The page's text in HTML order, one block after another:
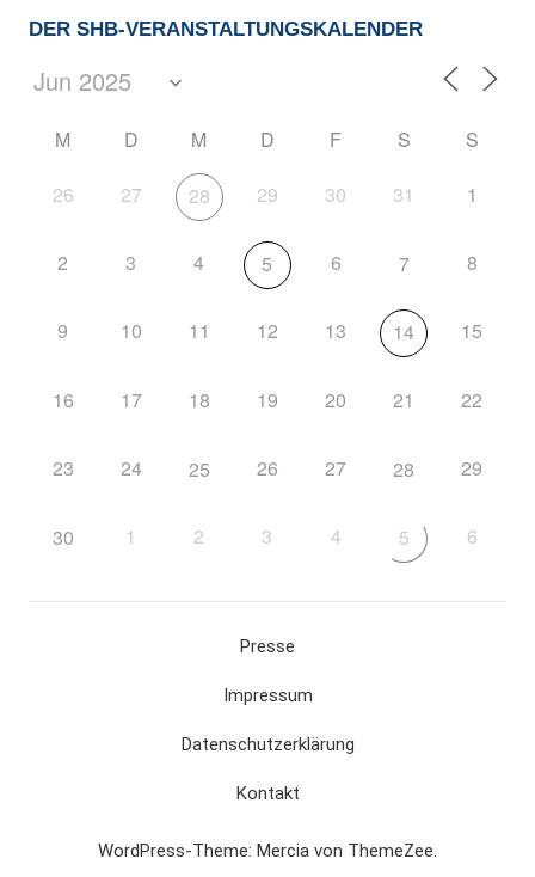
DER SHB-VERANSTALTUNGSKALENDER
M D M D F S S
26 27 28 29 30 31 1
2 3 4 5 6 7 8
9 10 11 12 13 14 15
16 17 18 19 20 21 22
23 24 25 26 27 28 29
30 1 2 3 4 5 6
Presse
Impressum
Datenschutzerklärung
Kontakt
WordPress-Theme: Mercia von ThemeZee.